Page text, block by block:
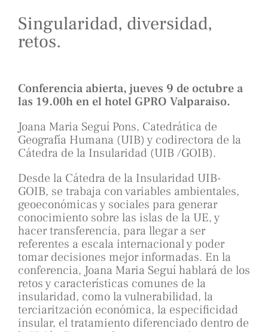
Singularidad, diversidad,
retos.
Conferencia abierta, jueves 9 de octubre a
las 19.00h en el hotel GPRO Valparaiso.
Joana Maria Seguí Pons, Catedrática de
Geografía Humana (UIB) y codirectora de la
Cátedra de la Insularidad (UIB /GOIB).
Desde la Cátedra de la Insularidad UIB-
GOIB, se trabaja con variables ambientales,
geoeconómicas y sociales para generar
conocimiento sobre las islas de la UE, y
hacer transferencia, para llegar a ser
referentes a escala internacional y poder
tomar decisiones mejor informadas. En la
conferencia, Joana Maria Seguí hablará de los
retos y características comunes de la
insularidad, como la vulnerabilidad, la
terciaritzación económica, la especificidad
insular, el tratamiento diferenciado dentro de